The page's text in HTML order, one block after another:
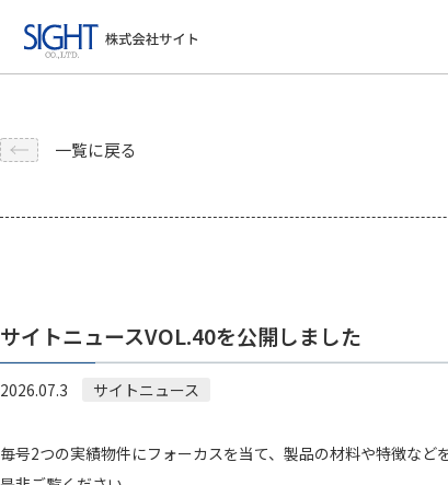
一覧に戻る
サイトニュースVOL.40を公開しました
2026.07.3 サイトニュース
毎号2つの実績物件にフォーカスを当て、製品の材料や特徴など